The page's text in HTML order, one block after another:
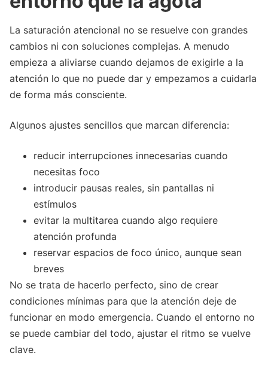
La saturación atencional no se resuelve con grandes
cambios ni con soluciones complejas. A menudo
empieza a aliviarse cuando dejamos de exigirle a la
atención lo que no puede dar y empezamos a cuidarla
de forma más consciente.
Algunos ajustes sencillos que marcan diferencia:
reducir interrupciones innecesarias cuando
necesitas foco
introducir pausas reales, sin pantallas ni
estímulos
evitar la multitarea cuando algo requiere
atención profunda
reservar espacios de foco único, aunque sean
breves
No se trata de hacerlo perfecto, sino de crear
condiciones mínimas para que la atención deje de
funcionar en modo emergencia. Cuando el entorno no
se puede cambiar del todo, ajustar el ritmo se vuelve
clave.